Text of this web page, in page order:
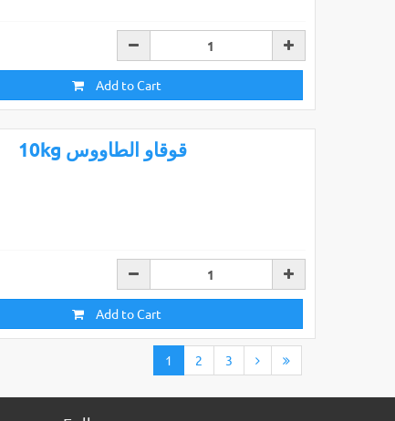
Add to Cart
10kg قوقاو الطاووس
Add to Cart
1 2 3